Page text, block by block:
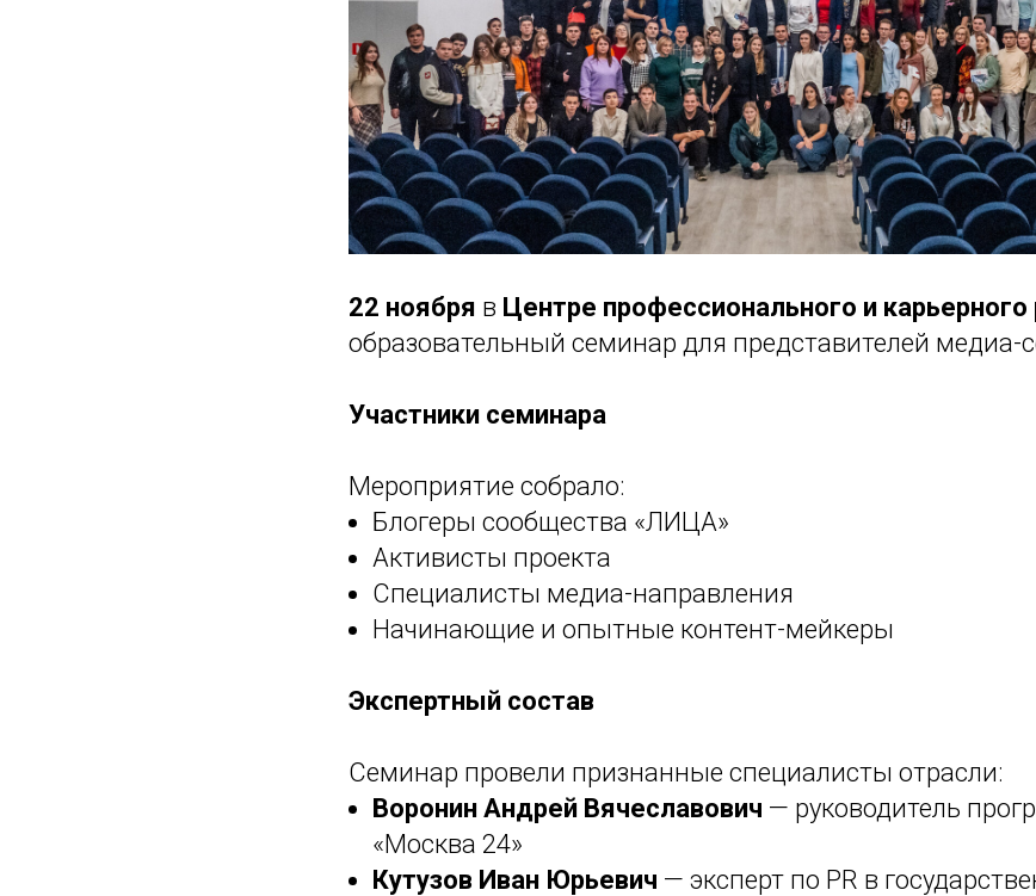
22 ноября в Центре профессионального и карьерного
образовательный семинар для представителей медиа-
Участники семинара
Мероприятие собрало:
Блогеры сообщества «ЛИЦА»
Активисты проекта
Специалисты медиа-направления
Начинающие и опытные контент-мейкеры
Экспертный состав
Семинар провели признанные специалисты отрасли:
Воронин Андрей Вячеславович — руководитель
«Москва 24»
Кутузов Иван Юрьевич — эксперт по PR в